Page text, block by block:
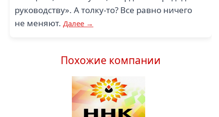
руководству». А толку-то? Все равно ничего
не меняют. Далее →
Похожие компании